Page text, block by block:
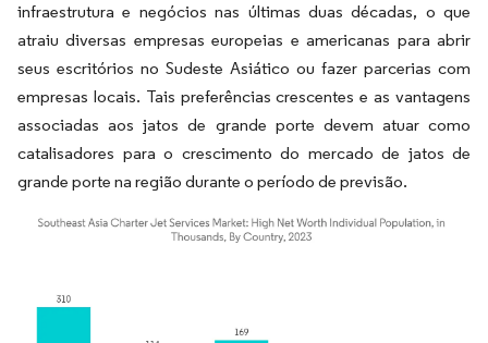
infraestrutura e negócios nas últimas duas décadas, o que
atraiu diversas empresas europeias e americanas para abrir
seus escritórios no Sudeste Asiático ou fazer parcerias com
empresas locais. Tais preferências crescentes e as vantagens
associadas aos jatos de grande porte devem atuar como
catalisadores para o crescimento do mercado de jatos de
grande porte na região durante o período de previsão.